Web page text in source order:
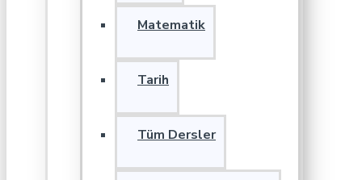
Matematik
Tarih
Tüm Dersler